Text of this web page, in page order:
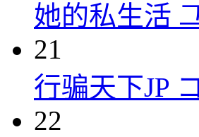
她的私生活
21
行骗天下JP
22